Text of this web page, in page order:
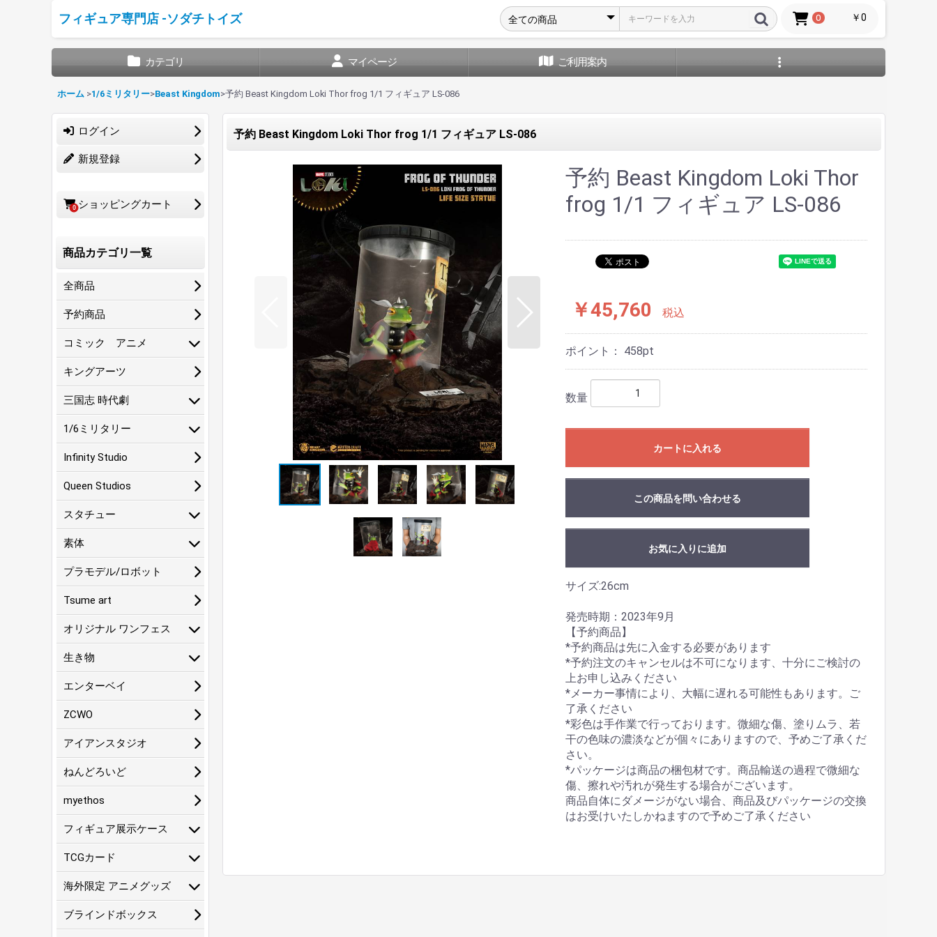
フィギュア専門店 -ソダチトイズ 0 ￥0
カテゴリ マイページ ご利用案内
ホーム >1/6ミリタリー>Beast Kingdom>予約 Beast Kingdom Loki Thor frog 1/1 フィギュア LS-086
ログイン
新規登録
0 ショッピングカート
商品カテゴリ一覧
全商品
予約商品
コミック アニメ
キングアーツ
三国志 時代劇
1/6ミリタリー
Infinity Studio
Queen Studios
スタチュー
素体
プラモデル/ロボット
Tsume art
オリジナル ワンフェス
生き物
エンターベイ
ZCWO
アイアンスタジオ
ねんどろいど
myethos
フィギュア展示ケース
TCGカード
海外限定 アニメグッズ
ブラインドボックス
予約 Beast Kingdom Loki Thor frog 1/1 フィギュア LS-086
予約 Beast Kingdom Loki Thor
frog 1/1 フィギュア LS-086
￥45,760 税込
ポイント： 458pt
数量
カートに入れる
この商品を問い合わせる
お気に入りに追加
サイズ:26cm
発売時期：2023年9月
【予約商品】
*予約商品は先に入金する必要があります
*予約注文のキャンセルは不可になります、十分にご検討の
上お申し込みください
*メーカー事情により、大幅に遅れる可能性もあります。ご
了承ください
*彩色は手作業で行っております。微細な傷、塗りムラ、若
干の色味の濃淡などが個々にありますので、予めご了承くだ
さい。
*パッケージは商品の梱包材です。商品輸送の過程で微細な
傷、擦れや汚れが発生する場合がございます。
商品自体にダメージがない場合、商品及びパッケージの交換
はお受けいたしかねますので予めご了承ください